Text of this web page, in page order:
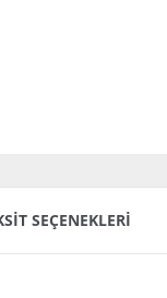
SEÇENEKLERI